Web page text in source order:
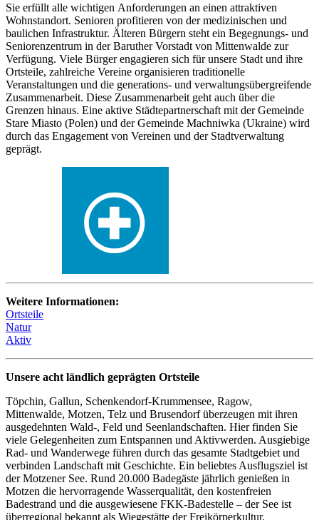
Sie erfüllt alle wichtigen Anforderungen an einen attraktiven
Wohnstandort. Senioren profitieren von der medizinischen und
baulichen Infrastruktur. Älteren Bürgern steht ein Begegnungs- und
Seniorenzentrum in der Baruther Vorstadt von Mittenwalde zur
Verfügung. Viele Bürger engagieren sich für unsere Stadt und ihre
Ortsteile, zahlreiche Vereine organisieren traditionelle
Veranstaltungen und die generations- und verwaltungsübergreifende
Zusammenarbeit. Diese Zusammenarbeit geht auch über die
Grenzen hinaus. Eine aktive Städtepartnerschaft mit der Gemeinde
Stare Miasto (Polen) und der Gemeinde Machniwka (Ukraine) wird
durch das Engagement von Vereinen und der Stadtverwaltung
geprägt.
Weitere Informationen:
Ortsteile
Natur
Aktiv
Unsere acht ländlich geprägten Ortsteile
Töpchin, Gallun, Schenkendorf-Krummensee, Ragow,
Mittenwalde, Motzen, Telz und Brusendorf überzeugen mit ihren
ausgedehnten Wald-, Feld und Seenlandschaften. Hier finden Sie
viele Gelegenheiten zum Entspannen und Aktivwerden. Ausgiebige
Rad- und Wanderwege führen durch das gesamte Stadtgebiet und
verbinden Landschaft mit Geschichte. Ein beliebtes Ausflugsziel ist
der Motzener See. Rund 20.000 Badegäste jährlich genießen in
Motzen die hervorragende Wasserqualität, den kostenfreien
Badestrand und die ausgewiesene FKK-Badestelle – der See ist
überregional bekannt als Wiegestätte der Freikörperkultur.